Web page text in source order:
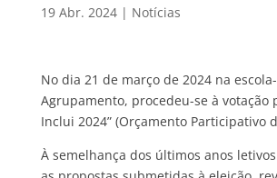
19 Abr. 2024| Notícias
No dia 21 de março de 2024 na
Agrupamento, procedeu-se à votação
Inclui 2024” (Orçamento Participativo
À semelhança dos últimos anos